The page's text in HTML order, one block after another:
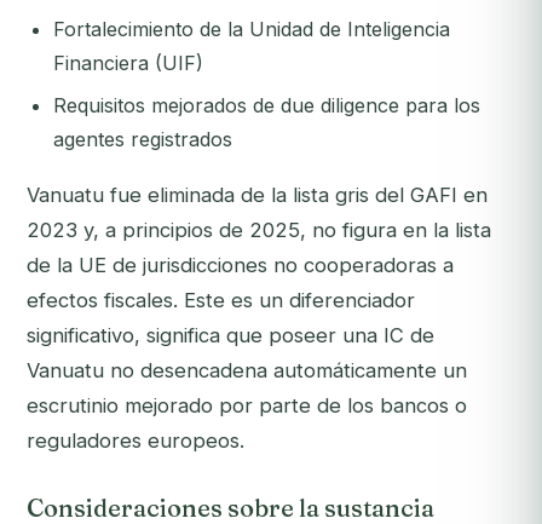
Fortalecimiento de la Unidad de Inteligencia
Financiera (UIF)
Requisitos mejorados de due diligence para los
agentes registrados
Vanuatu fue eliminada de la lista gris del GAFI en
2023 y, a principios de 2025, no figura en la lista
de la UE de jurisdicciones no cooperadoras a
efectos fiscales. Este es un diferenciador
significativo, significa que poseer una IC de
Vanuatu no desencadena automáticamente un
escrutinio mejorado por parte de los bancos o
reguladores europeos.
Consideraciones sobre la sustancia